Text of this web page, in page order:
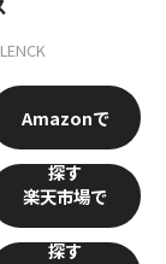
楽天市場
Amazon